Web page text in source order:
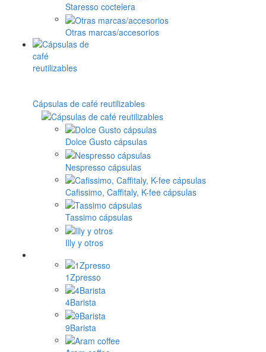
Staresso coctelera
Otras marcas/accesorios
Cápsulas de café reutilizables
Dolce Gusto cápsulas
Nespresso cápsulas
Cafissimo, Caffitaly, K-fee cápsulas
Tassimo cápsulas
Illy y otros
1Zpresso
4Barista
9Barista